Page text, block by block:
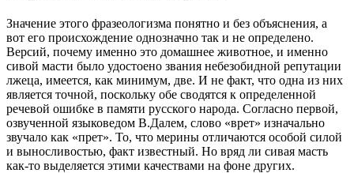
Значение этого фразеологизма понятно и без объяснения, а
вот его происхождение однозначно так и не определено.
Версий, почему именно это домашнее животное, и именно
сивой масти было удостоено звания небезобидной репутации
лжеца, имеется, как минимум, две. И не факт, что одна из них
является точной, поскольку обе сводятся к определенной
речевой ошибке в памяти русского народа. Согласно первой,
озвученной языковедом В.Далем, слово «врет» изначально
звучало как «прет». То, что мерины отличаются особой силой
и выносливостью, факт известный. Но вряд ли сивая масть
как-то выделяется этими качествами на фоне других.